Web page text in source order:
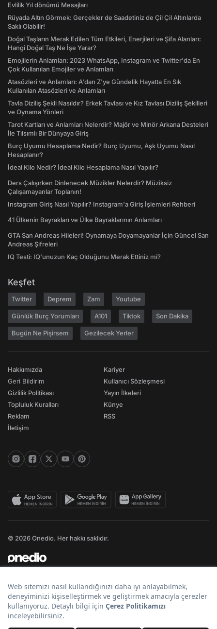
Evlilik Yıl dönümü Mesajları
Rüyada Altın Görmek: Gerçekler de Saadetiniz de Çil Çil Altınlarda
Saklı Olabilir!
Doğal Taşların Merak Edilen Tüm Etkileri, Enerjileri ve Şifa Alanları:
Hangi Doğal Taş Ne İşe Yarar?
Emojilerin Anlamları: 2023 WhatsApp, Instagram ve Twitter'da En
Çok Kullanılan Emojiler ve Anlamları
Atasözleri ve Anlamları: A'dan Z'ye Gündelik Hayatta En Sık
Kullanılan Atasözleri ve Anlamları
Tavla Diziliş Şekli Nasıldır? Erkek Tavlası ve Kız Tavlası Diziliş Şekilleri
ve Oynama Yönleri
Tarot Kartları ve Anlamları Nelerdir? Majör ve Minör Arkana Desteleri
İle Tılsımlı Bir Dünyaya Giriş
Burç Uyumu Hesaplama Nedir? Burç Uyumu, Aşk Uyumu Nasıl
Hesaplanır?
İdeal Kilo Nedir? İdeal Kilo Hesaplama Nasıl Yapılır?
Ders Çalışırken Dinlenecek Müzikler Nelerdir? Müziksiz
Çalışamayanlar Toplanın!
Instagram Giriş Nasıl Yapılır? Instagram'a Giriş İşlemleri Rehberi
41 Ülkenin Bayrakları ve Ülke Bayraklarının Anlamları
GTA San Andreas Hileleri! Oynamaya Doyamayanlar İçin Güncel San
Andreas Şifreleri
IQ Testi: IQ'unuzun Kaç Olduğunu Merak Ettiniz mi?
Keşfet
Twitter Deprem Zam Youtube
Günlük Burç Yorumları A101 Tiktok Son Dakika
Bugün Ne Pişirsem Gezilecek Yerler
Hakkımızda
Geri Bildirim
Gizlilik Politikası
Topluluk Kuralları
Reklam
İletişim
Kariyer
Kullanıcı Sözleşmesi
Yayın İlkeleri
Künye
RSS
© 2026 Onedio. Her hakkı saklıdır.
Bir markasıdır.